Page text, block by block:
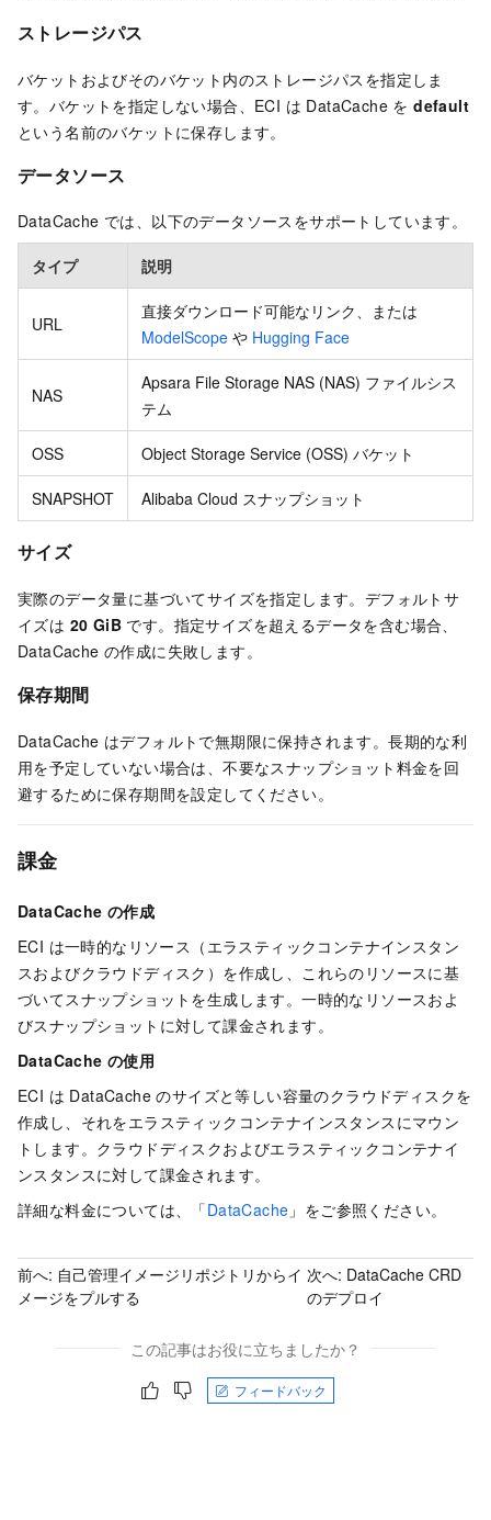
ストレージパス
バケットおよびそのバケット内のストレージパスを指定しま
す。バケットを指定しない場合、ECI は DataCache をdefault
という名前のバケットに保存します。
データソース
DataCache では、以下のデータソースをサポートしています。
タイプ 説明
URL
直接ダウンロード可能なリンク、または
ModelScope や Hugging Face
NAS
Apsara File Storage NAS (NAS) ファイルシス
テム
OSS Object Storage Service (OSS) バケット
SNAPSHOT Alibaba Cloud スナップショット
サイズ
実際のデータ量に基づいてサイズを指定します。デフォルトサ
イズは 20 GiB です。指定サイズを超えるデータを含む場合、
DataCache の作成に失敗します。
保存期間
DataCache はデフォルトで無期限に保持されます。長期的な利
用を予定していない場合は、不要なスナップショット料金を回
避するために保存期間を設定してください。
課金
DataCache の作成
ECI は一時的なリソース（エラスティックコンテナインスタン
スおよびクラウドディスク）を作成し、これらのリソースに基
づいてスナップショットを生成します。一時的なリソースおよ
びスナップショットに対して課金されます。
DataCache の使用
ECI は DataCache のサイズと等しい容量のクラウドディスクを
作成し、それをエラスティックコンテナインスタンスにマウン
トします。クラウドディスクおよびエラスティックコンテナイ
ンスタンスに対して課金されます。
詳細な料金については、「DataCache 」をご参照ください。
前へ: 自己管理イメージリポジトリからイ
メージをプルする
次へ: DataCache CRD
のデプロイ
この記事はお役に立ちましたか？
フィードバック